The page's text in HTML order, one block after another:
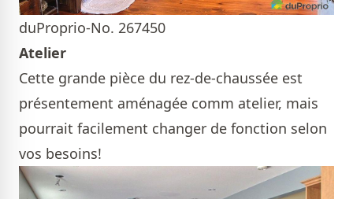
duProprio-No. 267450
Atelier
Cette grande pièce du rez-de-chaussée est
présentement aménagée comm atelier, mais
pourrait facilement changer de fonction selon
vos besoins!